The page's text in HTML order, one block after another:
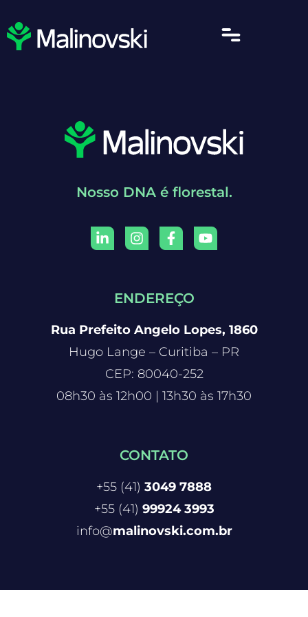
Nosso DNA é florestal.
ENDEREÇO
Rua Prefeito Angelo Lopes, 1860
Hugo Lange – Curitiba – PR
CEP: 80040-252
08h30 às 12h00 | 13h30 às 17h30
CONTATO
+55 (41) 3049 7888
+55 (41) 99924 3993
info@malinovski.com.br